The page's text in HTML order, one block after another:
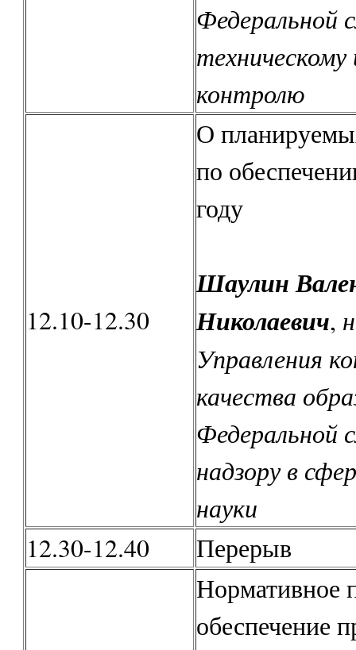
Федеральной
контролю
12.10-12.30
О
по
году
Шаулин
Николаевич,
Управления
качества
Федеральной
надзору в
науки
12.30-12.40 Перерыв
Нормативное
обеспечение